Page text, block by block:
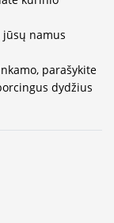
namus
parašykite
dydžius